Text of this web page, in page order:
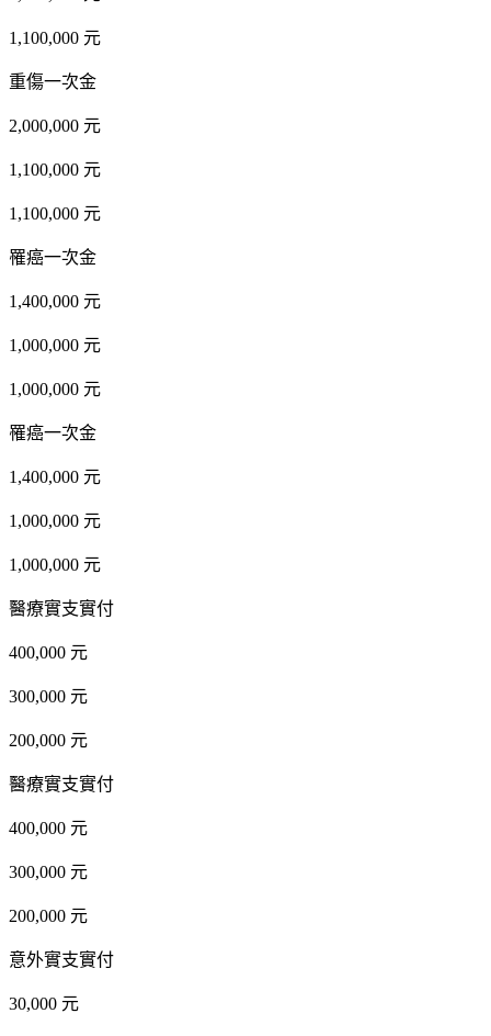
1,100,000 元
重傷一次金
2,000,000 元
1,100,000 元
1,100,000 元
罹癌一次金
1,400,000 元
1,000,000 元
1,000,000 元
罹癌一次金
1,400,000 元
1,000,000 元
1,000,000 元
醫療實支實付
400,000 元
300,000 元
200,000 元
醫療實支實付
400,000 元
300,000 元
200,000 元
意外實支實付
30,000 元